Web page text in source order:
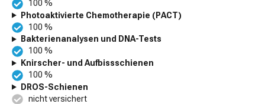
100 %
Photoaktivierte Chemotherapie (PACT)
100 %
Bakterienanalysen und DNA-Tests
100 %
Knirscher- und Aufbissschienen
100 %
DROS-Schienen
nicht versichert